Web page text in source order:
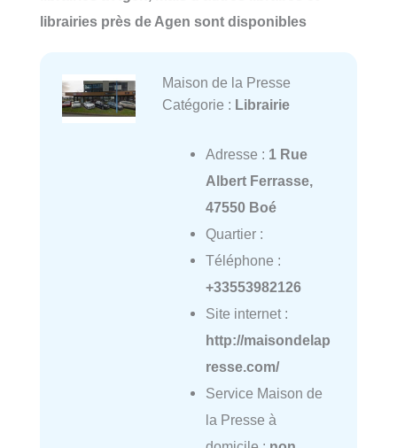
librairies près de Agen sont disponibles
Maison de la Presse
Catégorie : Librairie
Adresse : 1 Rue
Albert Ferrasse,
47550 Boé
Quartier :
Téléphone :
+33553982126
Site internet :
http://maisondelap
resse.com/
Service Maison de
la Presse à